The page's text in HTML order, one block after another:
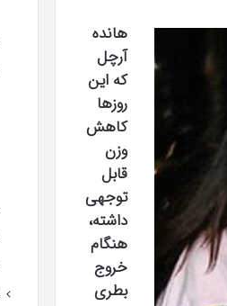
هانده
آرچل
که این
روزها
کاهش
وزن
قابل
توجهی
داشته،
هنگام
خروج
بطری